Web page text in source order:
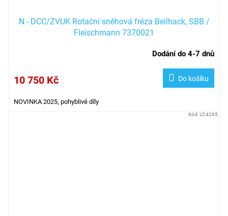
N - DCC/ZVUK Rotační sněhová fréza Beilhack, SBB /
Fleischmann 7370021
Dodání do 4-7 dnů
10 750 Kč Do košíku
NOVINKA 2025, pohyblivé díly
Kód: LC4265